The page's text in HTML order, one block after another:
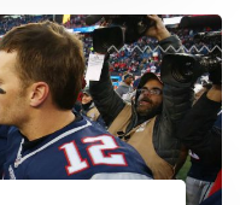
de Sarah
durante una